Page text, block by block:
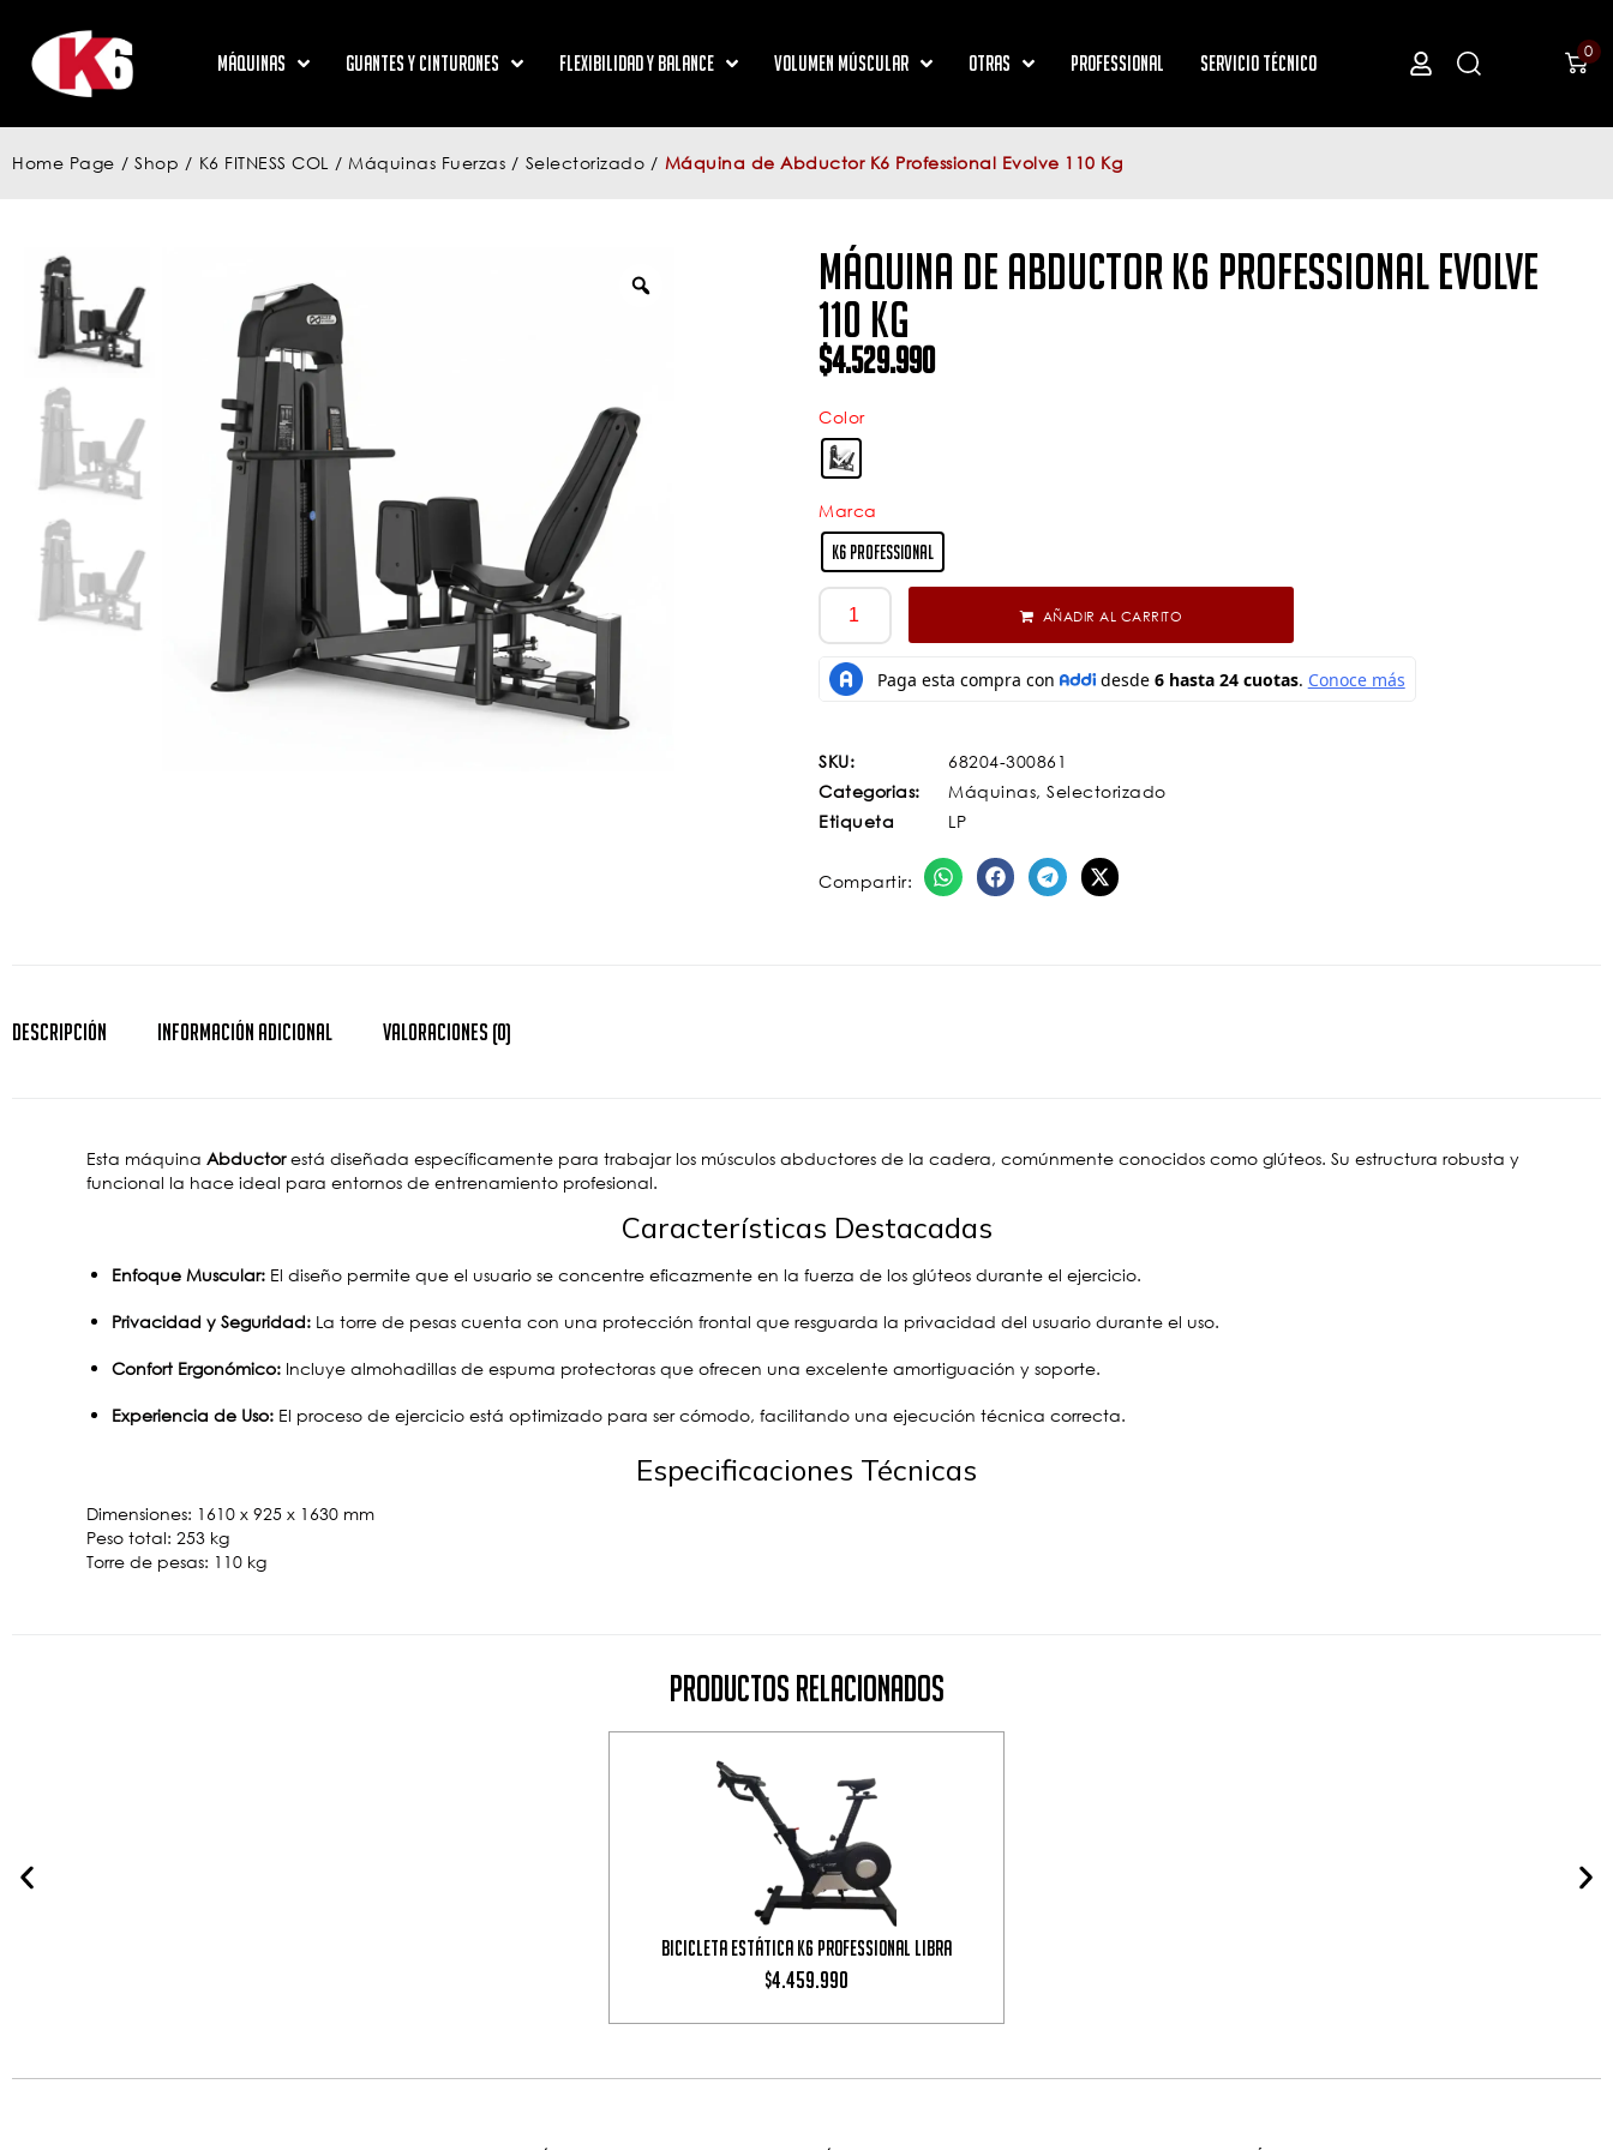
Máquinas Guantes y Cinturones Flexibilidad y Balance Volumen Múscular Otras Professional Servicio Técnico 0
Home Page / Shop / K6 FITNESS COL / Máquinas Fuerzas / Selectorizado / Máquina de Abductor K6 Professional Evolve 110 Kg
Máquina de Abductor K6 Professional Evolve
110 Kg
$4.529.990
Color
Marca
K6 Professional
AÑADIR AL CARRITO
SKU:
68204-300861
Categorias:
Máquinas, Selectorizado
Etiqueta
LP
Compartir:
Descripción Información Adicional Valoraciones (0)
Esta máquina Abductorestá diseñada específicamente para trabajar los músculos abductores de la cadera, comúnmente conocidos como glúteos. Su estructura robusta y
funcional la hace ideal para entornos de entrenamiento profesional.
Características Destacadas
Enfoque Muscular: El diseño permite que el usuario se concentre eficazmente en la fuerza de los glúteos durante el ejercicio.
Privacidad y Seguridad: La torre de pesas cuenta con una protección frontal que resguarda la privacidad del usuario durante el uso.
Confort Ergonómico: Incluye almohadillas de espuma protectoras que ofrecen una excelente amortiguación y soporte.
Experiencia de Uso: El proceso de ejercicio está optimizado para ser cómodo, facilitando una ejecución técnica correcta.
Especificaciones Técnicas
Dimensiones: 1610 x 925 x 1630 mm
Peso total: 253 kg
Torre de pesas: 110 kg
Productos Relacionados
Bicicleta Estática K6 Professional Libra
$4.459.990